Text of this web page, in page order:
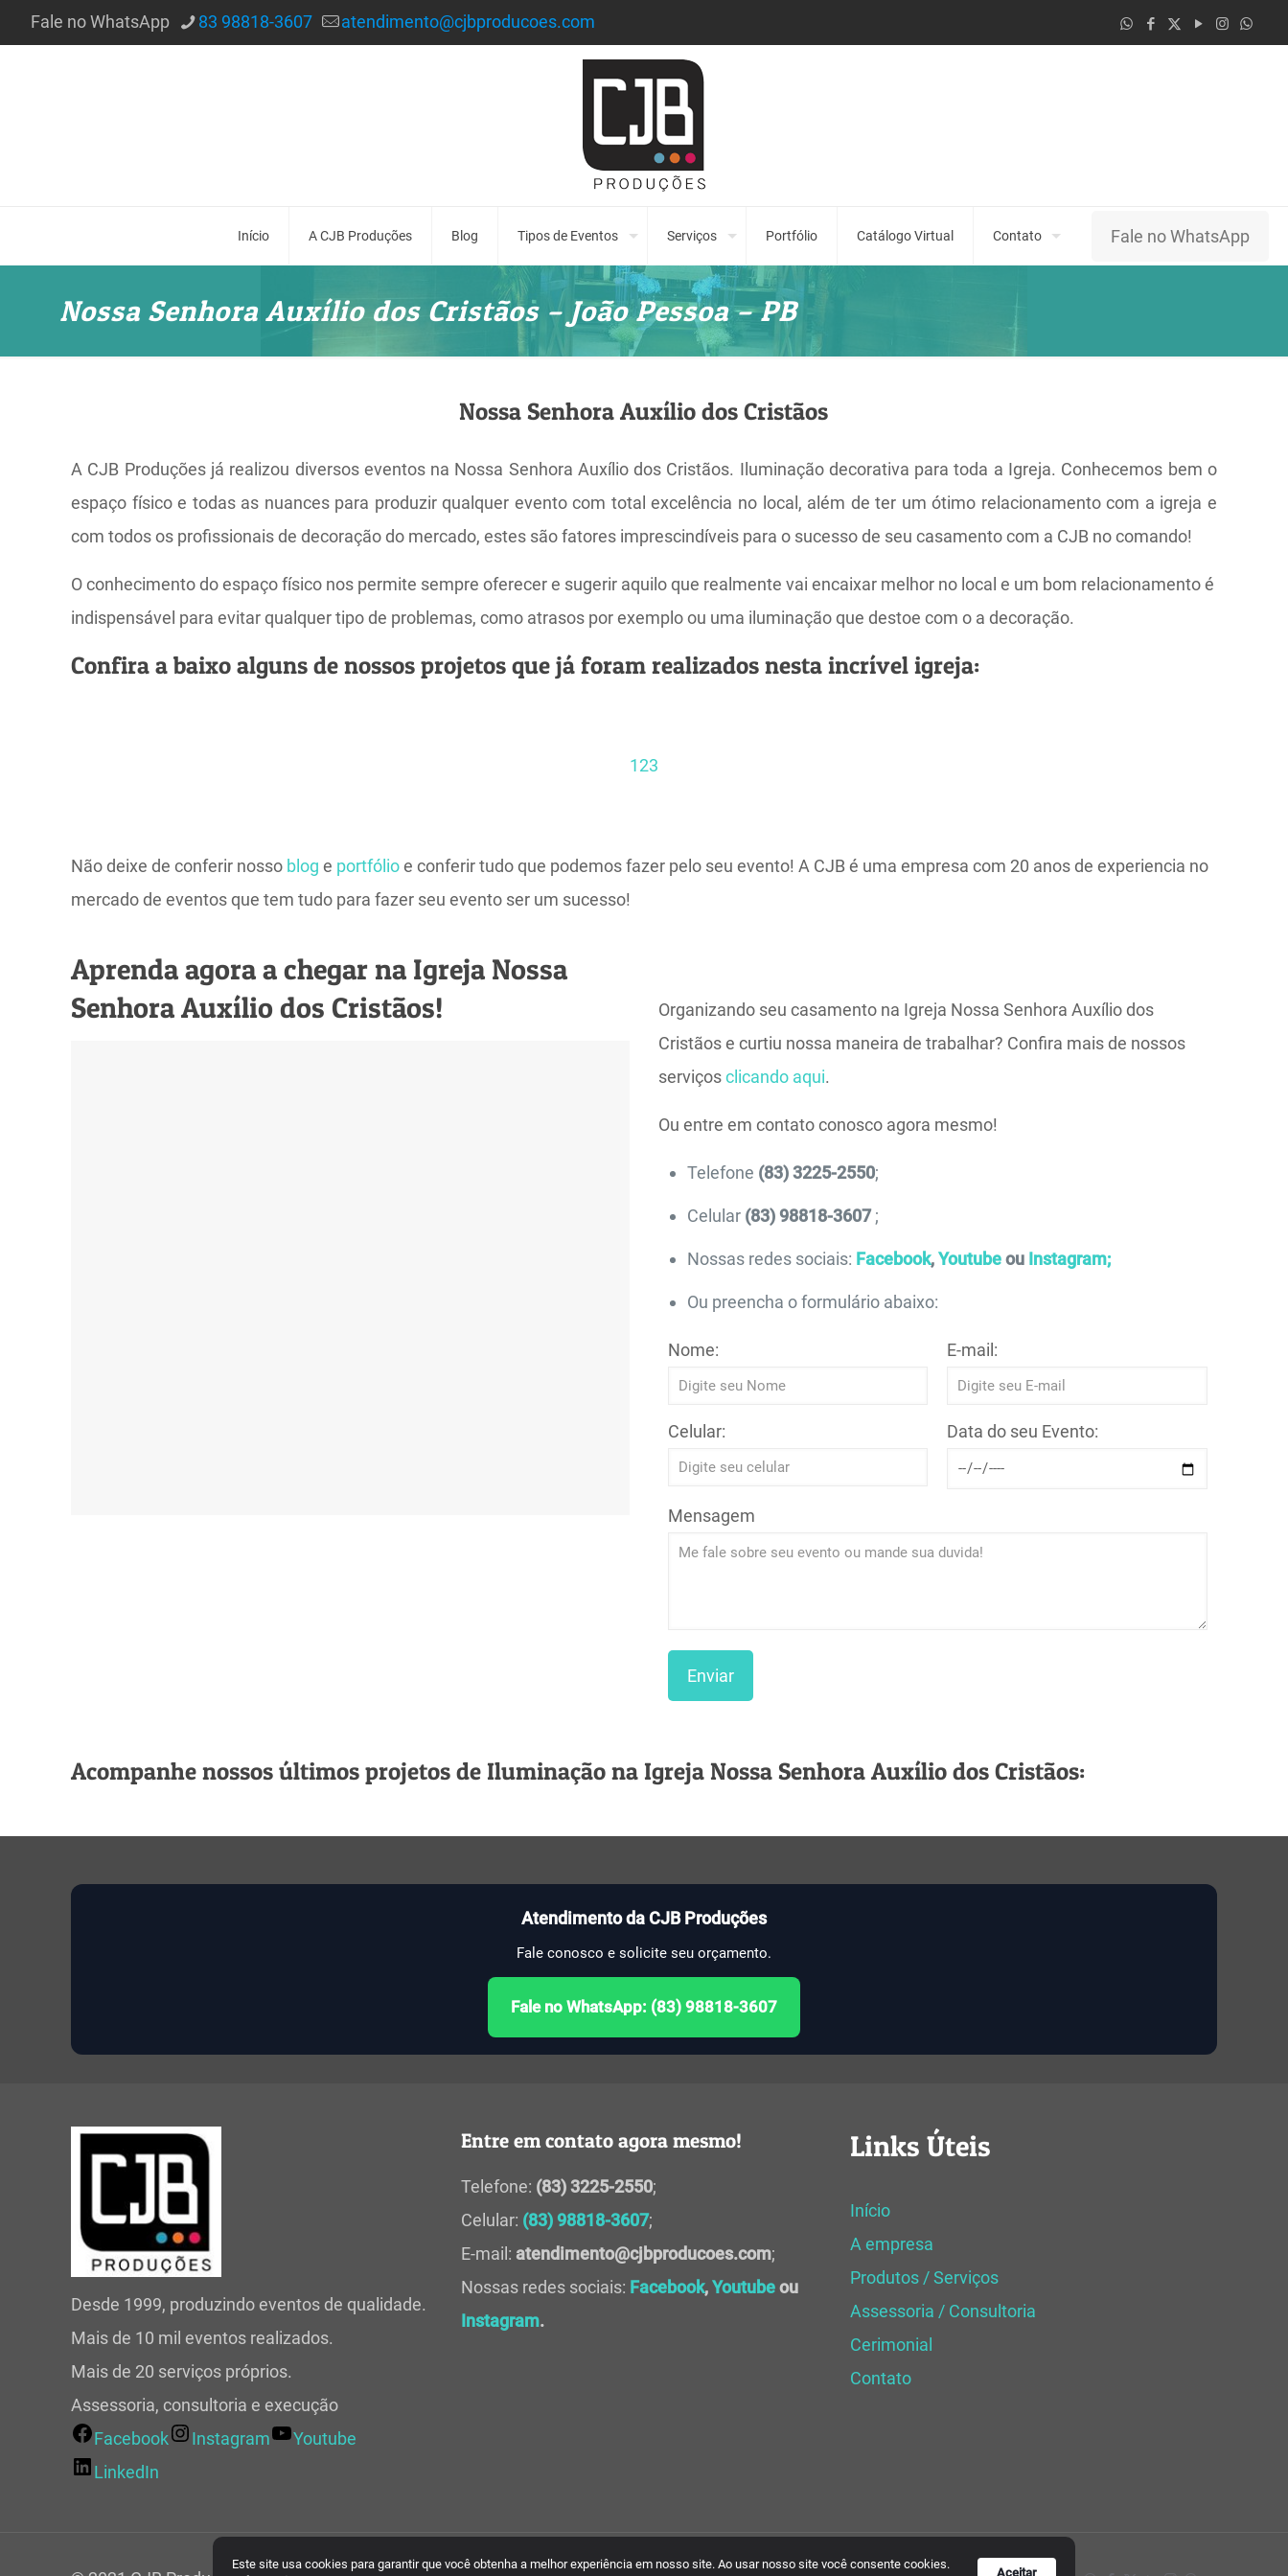
Este site usa cookies para garantir que você obtenha a melhor experiência em nosso site. Ao usar nosso site você consente cookies.
Aceitar
Fale no WhatsApp 83 98818-3607 atendimento@cjbproducoes.com
Início A CJB Produções Blog Tipos de Eventos Serviços Portfólio Catálogo Virtual Contato Fale no WhatsApp
Nossa Senhora Auxílio dos Cristãos – João Pessoa – PB
Nossa Senhora Auxílio dos Cristãos
A CJB Produções já realizou diversos eventos na Nossa Senhora Auxílio dos Cristãos. Iluminação decorativa para toda a Igreja. Conhecemos bem o
espaço físico e todas as nuances para produzir qualquer evento com total excelência no local, além de ter um ótimo relacionamento com a igreja e
com todos os profissionais de decoração do mercado, estes são fatores imprescindíveis para o sucesso de seu casamento com a CJB no comando!
O conhecimento do espaço físico nos permite sempre oferecer e sugerir aquilo que realmente vai encaixar melhor no local e um bom relacionamento é
indispensável para evitar qualquer tipo de problemas, como atrasos por exemplo ou uma iluminação que destoe com o a decoração.
Confira a baixo alguns de nossos projetos que já foram realizados nesta incrível igreja:
123
Não deixe de conferir nosso blog e portfólioe conferir tudo que podemos fazer pelo seu evento! A CJB é uma empresa com 20 anos de experiencia no
mercado de eventos que tem tudo para fazer seu evento ser um sucesso!
Aprenda agora a chegar na Igreja Nossa
Senhora Auxílio dos Cristãos!
Organizando seu casamento na Igreja Nossa Senhora Auxílio dos
Cristãos e curtiu nossa maneira de trabalhar? Confira mais de nossos
serviçosclicando aqui.
Ou entre em contato conosco agora mesmo!
Telefone (83) 3225-2550;
Celular (83) 98818-3607 ;
Nossas redes sociais: Facebook,Youtubeou Instagram;
Ou preencha o formulário abaixo:
Nome: E-mail:
Celular: Data do seu Evento:
Mensagem
Acompanhe nossos últimos projetos de Iluminação na Igreja Nossa Senhora Auxílio dos Cristãos:
Atendimento da CJB Produções
Fale conosco e solicite seu orçamento.
Fale no WhatsApp: (83) 98818-3607
Desde 1999, produzindo eventos de qualidade.
Mais de 10 mil eventos realizados.
Mais de 20 serviços próprios.
Assessoria, consultoria e execução
Facebook
Instagram
Youtube
LinkedIn
Entre em contato agora mesmo!
Telefone: (83) 3225-2550;
Celular: (83) 98818-3607;
E-mail: atendimento@cjbproducoes.com;
Nossas redes sociais: Facebook,Youtubeou
Instagram.
Links Úteis
Início
A empresa
Produtos / Serviços
Assessoria / Consultoria
Cerimonial
Contato